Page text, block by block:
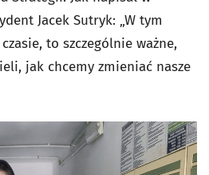
Jacek Sutryk: „W tym
to szczególnie ważne,
jak chcemy zmieniać nasze